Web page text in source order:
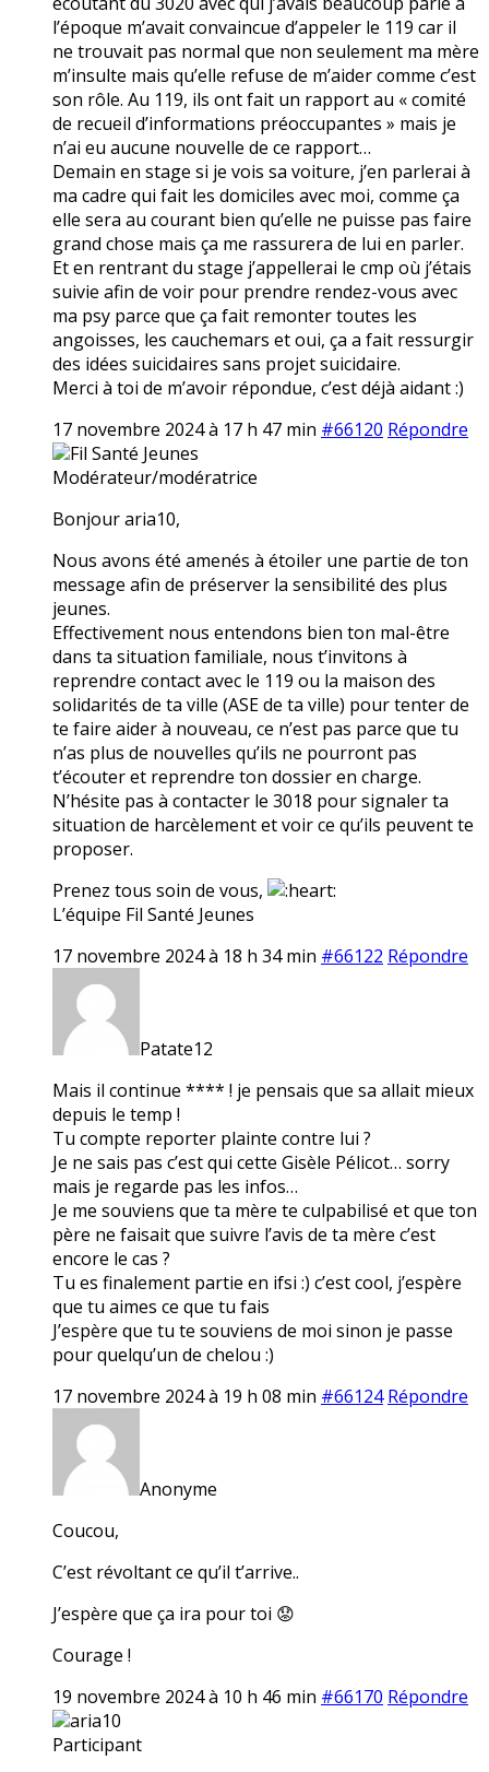
l’époque m’avait convaincue d’appeler le 119 car il
ne trouvait pas normal que non seulement ma mère
m’insulte mais qu’elle refuse de m’aider comme c’est
son rôle. Au 119, ils ont fait un rapport au « comité
de recueil d’informations préoccupantes » mais je
n’ai eu aucune nouvelle de ce rapport…
Demain en stage si je vois sa voiture, j’en parlerai à
ma cadre qui fait les domiciles avec moi, comme ça
elle sera au courant bien qu’elle ne puisse pas faire
grand chose mais ça me rassurera de lui en parler.
Et en rentrant du stage j’appellerai le cmp où j’étais
suivie afin de voir pour prendre rendez-vous avec
ma psy parce que ça fait remonter toutes les
angoisses, les cauchemars et oui, ça a fait ressurgir
des idées suicidaires sans projet suicidaire.
Merci à toi de m’avoir répondue, c’est déjà aidant :)
17 novembre 2024 à 17 h 47 min #66120 Répondre
Fil Santé Jeunes
Modérateur/modératrice
Bonjour aria10,
Nous avons été amenés à étoiler une partie de ton
message afin de préserver la sensibilité des plus
jeunes.
Effectivement nous entendons bien ton mal-être
dans ta situation familiale, nous t’invitons à
reprendre contact avec le 119 ou la maison des
solidarités de ta ville (ASE de ta ville) pour tenter de
te faire aider à nouveau, ce n’est pas parce que tu
n’as plus de nouvelles qu’ils ne pourront pas
t’écouter et reprendre ton dossier en charge.
N’hésite pas à contacter le 3018 pour signaler ta
situation de harcèlement et voir ce qu’ils peuvent te
proposer.
Prenez tous soin de vous,
L’équipe Fil Santé Jeunes
17 novembre 2024 à 18 h 34 min #66122 Répondre
Patate12
Mais il continue **** ! je pensais que sa allait mieux
depuis le temp !
Tu compte reporter plainte contre lui ?
Je ne sais pas c’est qui cette Gisèle Pélicot… sorry
mais je regarde pas les infos…
Je me souviens que ta mère te culpabilisé et que ton
père ne faisait que suivre l’avis de ta mère c’est
encore le cas ?
Tu es finalement partie en ifsi :) c’est cool, j’espère
que tu aimes ce que tu fais
J’espère que tu te souviens de moi sinon je passe
pour quelqu’un de chelou :)
17 novembre 2024 à 19 h 08 min #66124 Répondre
Anonyme
Coucou,
C’est révoltant ce qu’il t’arrive..
J’espère que ça ira pour toi 😟
Courage !
19 novembre 2024 à 10 h 46 min #66170 Répondre
aria10
Participant